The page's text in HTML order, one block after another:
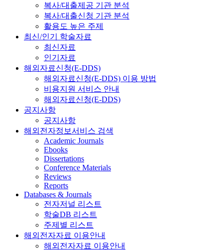
복사/대출제공 기관 분석
복사/대출신청 기관 분석
활용도 높은 주제
최신/인기 학술자료
최신자료
인기자료
해외자료신청(E-DDS)
해외자료신청(E-DDS) 이용 방법
비용지원 서비스 안내
해외자료신청(E-DDS)
공지사항
공지사항
해외전자정보서비스 검색
Academic Journals
Ebooks
Dissertations
Conference Materials
Reviews
Reports
Databases & Journals
전자저널 리스트
학술DB 리스트
주제별 리스트
해외전자자료 이용안내
해외전자자료 이용안내